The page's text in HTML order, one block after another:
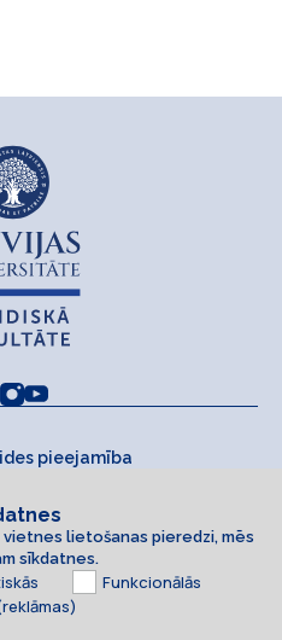
pieejamība
lietošanas pieredzi, mēs
sīkdatnes.
Funkcionālās